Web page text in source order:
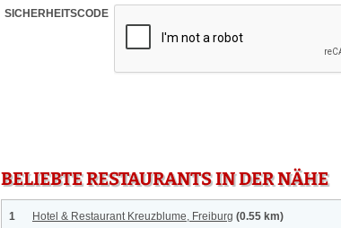
SICHERHEITSCODE
BELIEBTE RESTAURANTS IN DER NÄHE
1 Hotel & Restaurant Kreuzblume, Freiburg (0.55 km)